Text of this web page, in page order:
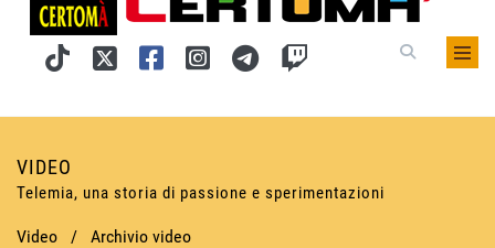
VIDEO
Telemia, una storia di passione e sperimentazioni
Video / Archivio video